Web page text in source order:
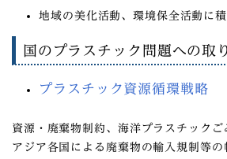
地域の美化活動、環境保全活動に
国のプラスチック問題への取
プラスチック資源循環戦略
資源・廃棄物制約、海洋プラスチックご
アジア各国による廃棄物の輸入規制等の